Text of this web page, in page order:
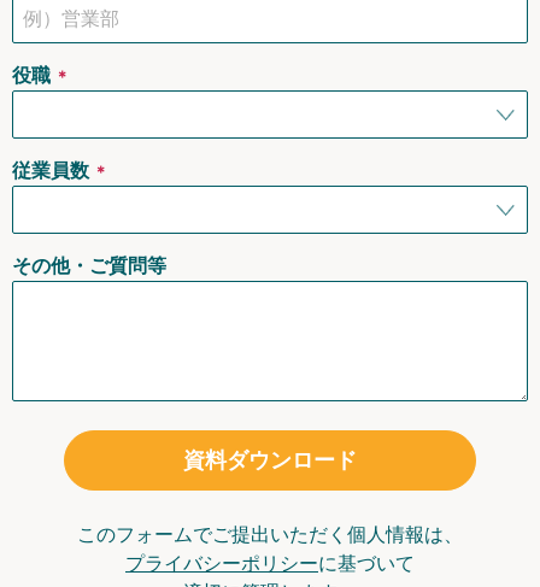
役職 ＊
従業員数 ＊
その他・ご質問等
資料ダウンロード
このフォームでご提出いただく個人情報は、
プライバシーポリシーに基づいて